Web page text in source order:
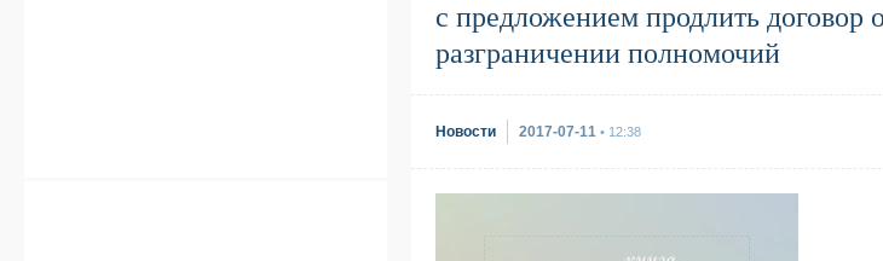
с предложением продлить договор о
разграничении полномочий
Новости 2017-07-11 • 12:38